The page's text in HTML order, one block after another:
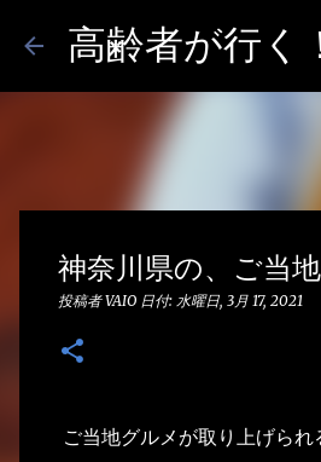
高齢者が行く
神奈川県の、ご当
投稿者VAIO 日付: 水曜日, 3月 17, 2021
ご当地グルメが取り上げら